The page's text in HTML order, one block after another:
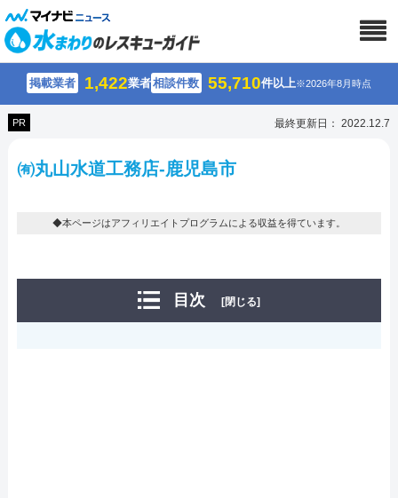
掲載業者 1,422業者相談件数 55,710件以上※2026年8月時点
PR 最終更新日： 2022.12.7
㈲丸山水道工務店-鹿児島市
◆本ページはアフィリエイトプログラムによる収益を得ています。
目次 [閉じる]